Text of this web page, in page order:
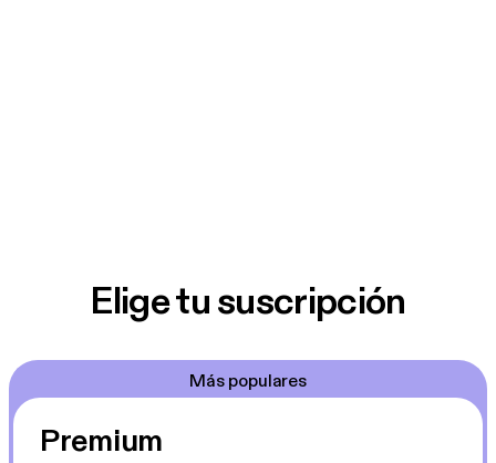
Elige tu suscripción
Más populares
Premium